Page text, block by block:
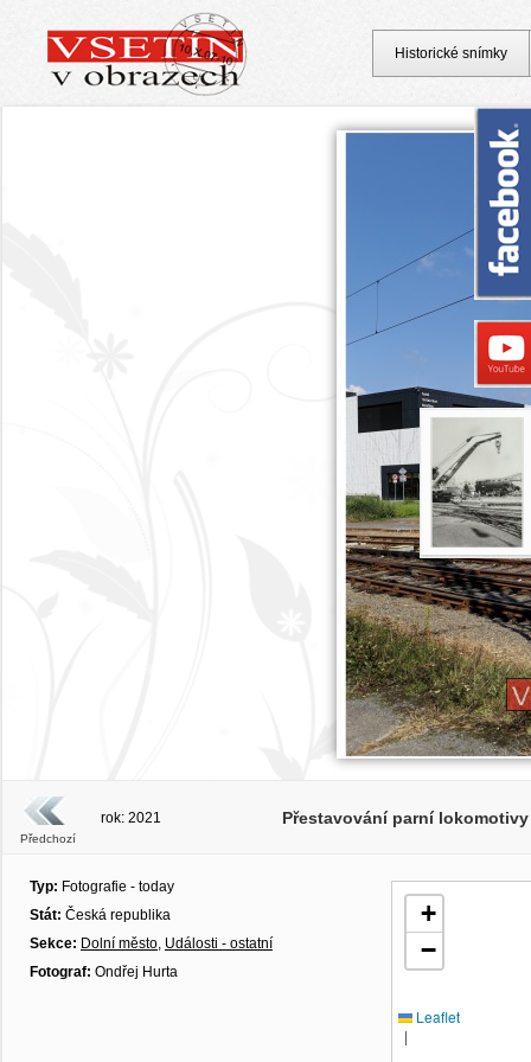
Předchozí
rok: 2021 Přestavování parní
Typ: Fotografie - today
Stát: Česká republika
Sekce: Dolní město, Události - ostatní
Fotograf: Ondřej Hurta
+
−
Leaflet
|
Historické snímky